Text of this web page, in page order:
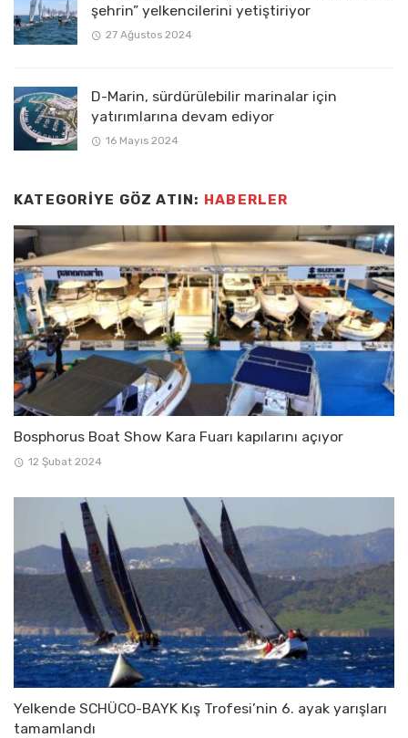
şehrin” yelkencilerini yetiştiriyor
27 Ağustos 2024
D-Marin, sürdürülebilir marinalar için
yatırımlarına devam ediyor
16 Mayıs 2024
KATEGORIYE GÖZ ATIN: HABERLER
Bosphorus Boat Show Kara Fuarı kapılarını açıyor
12 Şubat 2024
Yelkende SCHÜCO-BAYK Kış Trofesi’nin 6. ayak yarışları
tamamlandı